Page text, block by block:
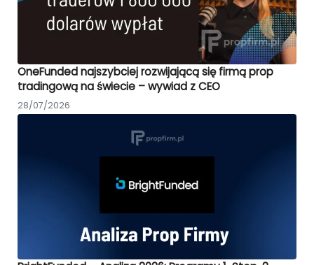
OneFunded najszybciej rozwijającą się firmą prop
tradingową na świecie – wywiad z CEO
28/07/2026